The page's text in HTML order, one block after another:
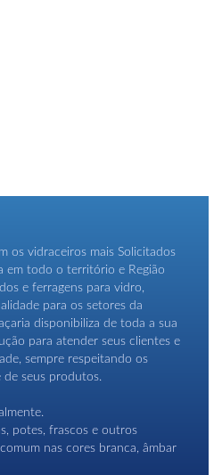
os vidraceiros mais Solicitados
em todo o território e Região
e ferragens para vidro,
para os setores da
disponibiliza de toda a sua
para atender seus clientes e
sempre respeitando os
de seus produtos.
potes, frascos e outros
nas cores branca, âmbar